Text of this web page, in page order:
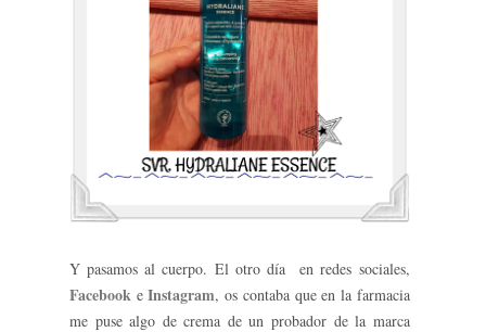
Y pasamos al cuerpo. El otro día en redes sociales,
Facebook eInstagram, os contaba que en la farmacia
me puse algo de crema de un probador de la marca